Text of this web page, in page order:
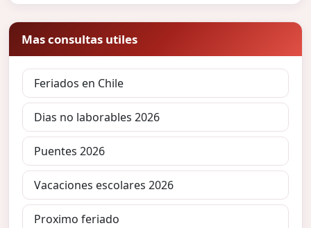
Mas consultas utiles
Feriados en Chile
Dias no laborables 2026
Puentes 2026
Vacaciones escolares 2026
Proximo feriado